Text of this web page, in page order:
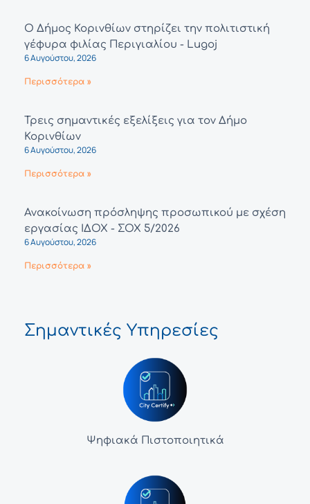
Ο Δήμος Κορινθίων στηρίζει την πολιτιστική
γέφυρα φιλίας Περιγιαλίου - Lugoj
6 Αυγούστου, 2026
Περισσότερα »
Τρεις σημαντικές εξελίξεις για τον Δήμο
Κορινθίων
6 Αυγούστου, 2026
Περισσότερα »
Ανακοίνωση πρόσληψης προσωπικού με σχέση
εργασίας ΙΔΟΧ - ΣΟΧ 5/2026
6 Αυγούστου, 2026
Περισσότερα »
Σημαντικές Υπηρεσίες
Ψηφιακά Πιστοποιητικά